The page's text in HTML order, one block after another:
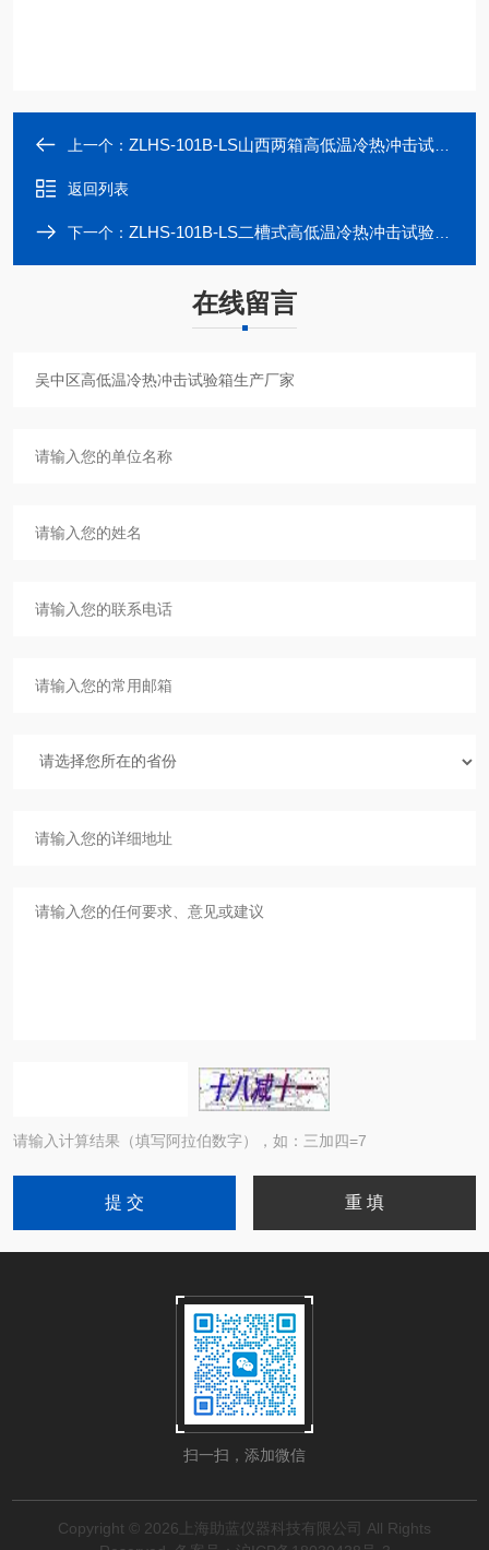
上一个： ZLHS-101B-LS山西两箱高低温冷热冲击试验箱维修
返回列表
下一个： ZLHS-101B-LS二槽式高低温冷热冲击试验箱符合标准
在线留言
请输入计算结果（填写阿拉伯数字），如：三加四=7
扫一扫，添加微信
Copyright © 2026上海助蓝仪器科技有限公司 All Rights